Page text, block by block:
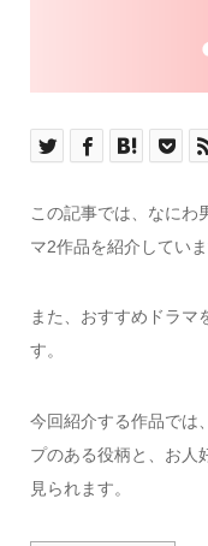
この記事では、なにわ
マ2作品を紹介していま
また、おすすめドラマ
す。
今回紹介する作品では
プのある役柄と、お人
見られます。